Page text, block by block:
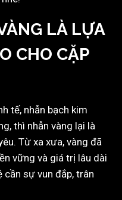
LÀ LỰA
CHO CẶP
tế, nhẫn bạch kim
thì nhẫn vàng lại là
Từ xa xưa, vàng đã
vững và giá trị lâu dài
sự vun đắp, trân